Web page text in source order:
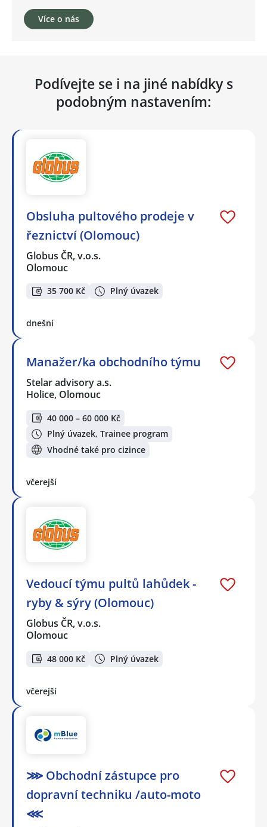
Více o nás
Podívejte se i na jiné nabídky s
podobným nastavením:
Obsluha pultového prodeje v
řeznictví (Olomouc)
Globus ČR, v.o.s.
Olomouc
35 700 Kč Plný úvazek
dnešní
Manažer/ka obchodního týmu
Stelar advisory a.s.
Holice, Olomouc
40 000 – 60 000 Kč
Plný úvazek, Trainee program
Vhodné také pro cizince
včerejší
Vedoucí týmu pultů lahůdek -
ryby & sýry (Olomouc)
Globus ČR, v.o.s.
Olomouc
48 000 Kč Plný úvazek
včerejší
⋙ Obchodní zástupce pro
dopravní techniku /auto-moto
⋘